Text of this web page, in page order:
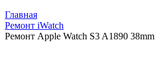
Главная
Ремонт iWatch
Ремонт Apple Watch S3 A1890 38mm